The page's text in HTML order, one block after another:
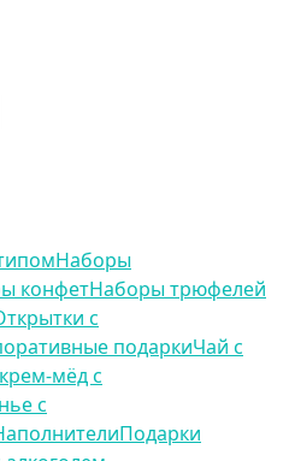
Наборы
конфетНаборы трюфелей
с
подаркиЧай с
мёд с
с
Подарки